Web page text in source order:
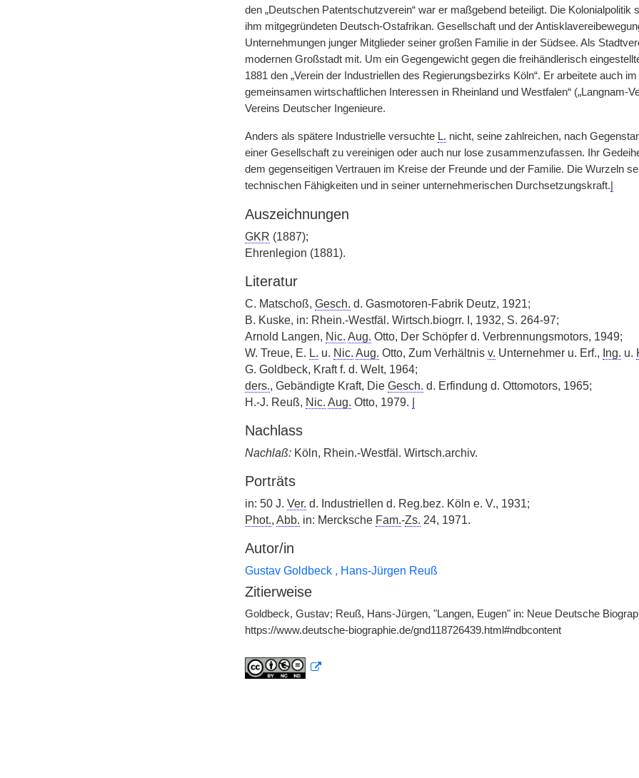
den „Deutschen Patentschutzverein“ war er maßgebend beteiligt. Die Kolonialpolitik
ihm mitgegründeten Deutsch-Ostafrikan. Gesellschaft und der
Unternehmungen junger Mitglieder seiner großen Familie in der Südsee. Als
modernen Großstadt mit. Um ein Gegengewicht gegen die freihändlerisch
1881 den „Verein der Industriellen des Regierungsbezirks Köln“. Er arbeitete auch
gemeinsamen wirtschaftlichen Interessen in Rheinland und Westfalen“ („Langnam-
Vereins Deutscher Ingenieure.
Anders als spätere Industrielle versuchte L. nicht, seine zahlreichen, nach
einer Gesellschaft zu vereinigen oder auch nur lose zusammenzufassen. Ihr
dem gegenseitigen Vertrauen im Kreise der Freunde und der Familie. Die Wurzeln
technischen Fähigkeiten und in seiner unternehmerischen Durchsetzungskraft.
Auszeichnungen
GKR (1887);
Ehrenlegion (1881).
Literatur
C. Matschoß, Gesch. d. Gasmotoren-Fabrik Deutz, 1921;
B. Kuske, in: Rhein.-Westfäl. Wirtsch.biogrr. I, 1932, S. 264-97;
Arnold Langen, Nic. Aug. Otto, Der Schöpfer d. Verbrennungsmotors, 1949;
W. Treue, E. L. u. Nic. Aug. Otto, Zum Verhältnis v. Unternehmer u. Erf., Ing. u.
G. Goldbeck, Kraft f. d. Welt, 1964;
ders., Gebändigte Kraft, Die Gesch. d. Erfindung d. Ottomotors, 1965;
H.-J. Reuß, Nic. Aug. Otto, 1979.
Nachlass
Nachlaß:Köln, Rhein.-Westfäl. Wirtsch.archiv.
Porträts
in: 50 J. Ver. d. Industriellen d. Reg.bez. Köln e. V., 1931;
Phot., Abb. in: Mercksche Fam.-Zs. 24, 1971.
Autor/in
Gustav Goldbeck , Hans-Jürgen Reuß
Zitierweise
Goldbeck, Gustav; Reuß, Hans-Jürgen, "Langen, Eugen" in: Neue Deutsche
https://www.deutsche-biographie.de/gnd118726439.html#ndbcontent